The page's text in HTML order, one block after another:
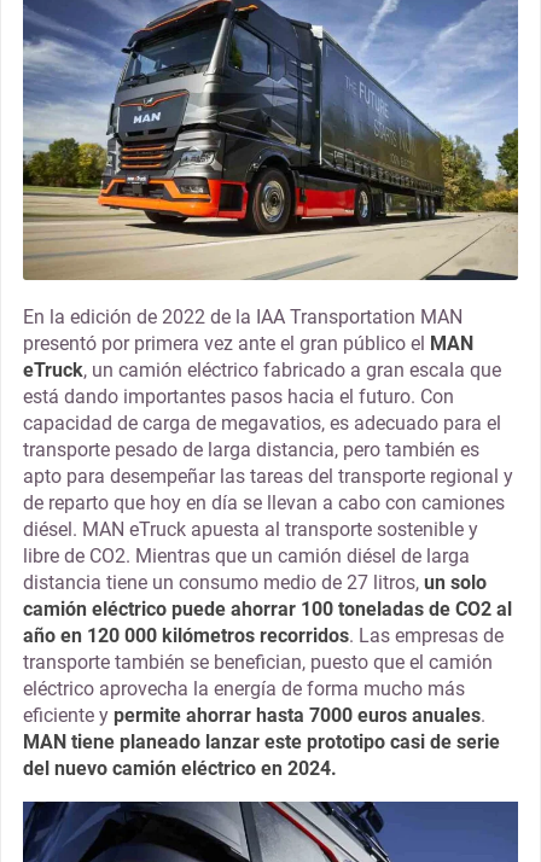
En la edición de 2022 de la IAA Transportation MAN
presentó por primera vez ante el gran público el MAN
eTruck, un camión eléctrico fabricado a gran escala que
está dando importantes pasos hacia el futuro. Con
capacidad de carga de megavatios, es adecuado para el
transporte pesado de larga distancia, pero también es
apto para desempeñar las tareas del transporte regional y
de reparto que hoy en día se llevan a cabo con camiones
diésel. MAN eTruck apuesta al transporte sostenible y
libre de CO2. Mientras que un camión diésel de larga
distancia tiene un consumo medio de 27 litros, un solo
camión eléctrico puede ahorrar 100 toneladas de CO2 al
año en 120 000 kilómetros recorridos. Las empresas de
transporte también se benefician, puesto que el camión
eléctrico aprovecha la energía de forma mucho más
eficiente y permite ahorrar hasta 7000 euros anuales.
MAN tiene planeado lanzar este prototipo casi de serie
del nuevo camión eléctrico en 2024.